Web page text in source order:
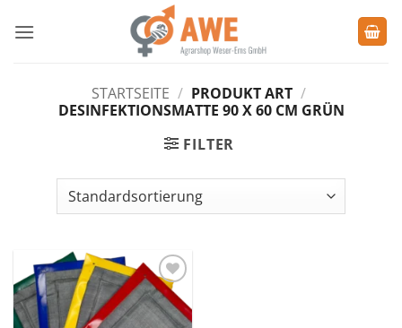
Inhalt
STARTSEITE / PRODUKT ART /
DESINFEKTIONSMATTE 90 X 60 CM GRÜN
FILTER
Zu den
Favoriten
hinzufügen